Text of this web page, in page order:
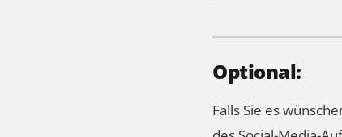
Optional:
Falls Sie es